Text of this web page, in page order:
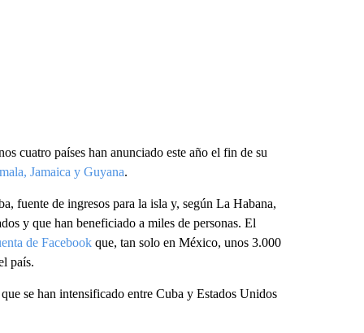
cuatro países han anunciado este año el fin de su
Jamaica y Guyana.
fuente de ingresos para la isla y, según La Habana,
y que han beneficiado a miles de personas. El
de Facebookque, tan solo en México, unos 3.000
país.
se han intensificado entre Cuba y Estados Unidos